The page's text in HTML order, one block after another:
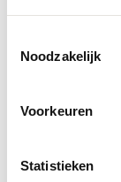
Noodzakelijk
Voorkeuren
Statistieken